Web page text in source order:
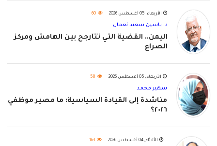
الأربعاء, 05 أغسطس 2026 60
د. ياسين سعيد نعمان
اليمن.. القضية التي تتأرجح بين الهامش ومركز
الصراع
الأربعاء, 05 أغسطس 2026 58
سهير محمد
مناشدة إلى القيادة السياسية: ما مصير موظفي
٢٠٢٦؟
الثلاثاء, 04 أغسطس 2026 163